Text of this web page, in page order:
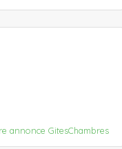
annonce GitesChambres